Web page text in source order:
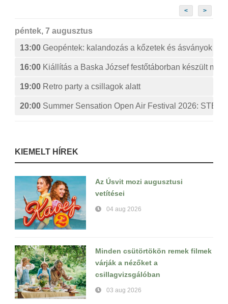
< >
péntek, 7 augusztus
13:00 Geopéntek: kalandozás a kőzetek és ásványok
16:00 Kiállítás a Baska József festőtáborban készült
19:00 Retro party a csillagok alatt
20:00 Summer Sensation Open Air Festival 2026:
KIEMELT HÍREK
Az Úsvit mozi augusztusi
vetítései
04 aug 2026
Minden csütörtökön remek filmek
várják a nézőket a
csillagvizsgálóban
03 aug 2026